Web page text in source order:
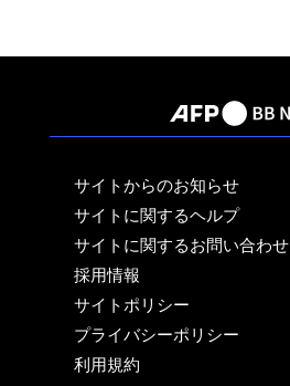
サイトからのお知らせ
サイトに関するヘルプ
サイトに関するお問い合わせ
採用情報
サイトポリシー
プライバシーポリシー
利用規約